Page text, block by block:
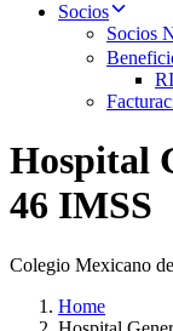
Socios
Socios
Hospital
46 IMSS
Colegio Mexicano
Home